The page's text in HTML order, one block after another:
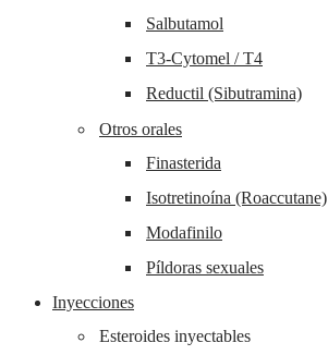
Salbutamol
T3-Cytomel / T4
Reductil (Sibutramina)
Otros orales
Finasterida
Isotretinoína (Roaccutane)
Modafinilo
Píldoras sexuales
Inyecciones
Esteroides inyectables